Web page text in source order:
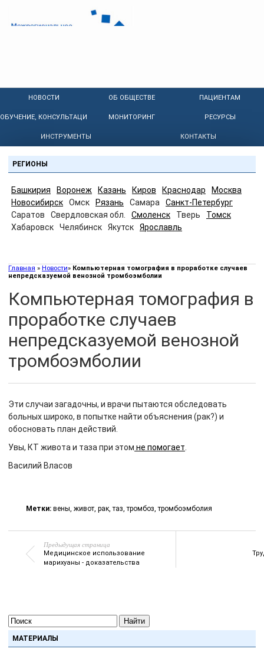
НОВОСТИ ОБ ОБЩЕСТВЕ ПАЦИЕНТАМ
ОБУЧЕНИЕ, КОНСУЛЬТАЦИИ МОНИТОРИНГ РЕСУРСЫ
ИНСТРУМЕНТЫ КОНТАКТЫ
РЕГИОНЫ
Башкирия Воронеж Казань Киров Краснодар
Москва
Новосибирск
Омск Рязань Самара
Санкт-Петербург
Саратов
Свердловская обл. Смоленск Тверь
Томск
Хабаровск
Челябинск Якутск Ярославль
Главная » Новости» Компьютерная томография в проработке случаев
непредсказуемой венозной тромбоэмболии
Компьютерная томография в
проработке случаев
непредсказуемой венозной
тромбоэмболии
Эти случаи загадочны, и врачи пытаются обследовать
больных широко, в попытке найти объяснения (рак?) и
обосновать план действий.
Увы, КТ живота и таза при этом не помогает
Василий Власов
Метки: вены, живот, рак,таз,тромбоз,тромбоэмболия
Предыдущая страница
Медицинское использование
марихуаны - доказательства
Найти
МАТЕРИАЛЫ